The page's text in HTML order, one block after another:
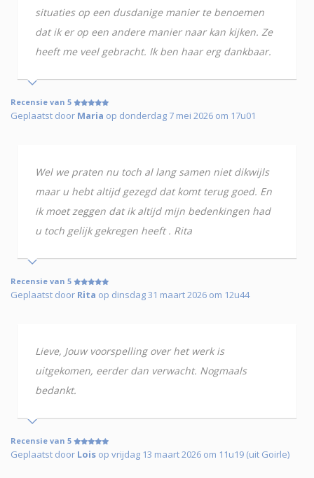
situaties op een dusdanige manier te benoemen
dat ik er op een andere manier naar kan kijken. Ze
heeft me veel gebracht. Ik ben haar erg dankbaar.
Recensie van 5
Geplaatst door Maria op donderdag 7 mei 2026 om 17u01
Wel we praten nu toch al lang samen niet dikwijls
maar u hebt altijd gezegd dat komt terug goed. En
ik moet zeggen dat ik altijd mijn bedenkingen had
u toch gelijk gekregen heeft . Rita
Recensie van 5
Geplaatst door Rita op dinsdag 31 maart 2026 om 12u44
Lieve, Jouw voorspelling over het werk is
uitgekomen, eerder dan verwacht. Nogmaals
bedankt.
Recensie van 5
Geplaatst door Lois op vrijdag 13 maart 2026 om 11u19 (uit Goirle)